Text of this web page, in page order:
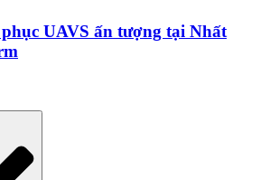
UAVS ấn tượng tại Nhất